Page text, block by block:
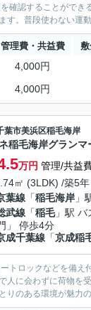
確認することがで
す。普段使わない運
管理費・共益費
4,000円
4,000円
葉市美浜区稲毛海岸
稲毛海岸グランマ
万円 管理/共益
㎡ (3LDK) /築5
葉線 「稲毛海岸 」
武線 「稲毛」駅 バ
」 停歩4分
成千葉線 「京成稲
トロックなどを備
人に会わずに荷物
りのある環境が魅